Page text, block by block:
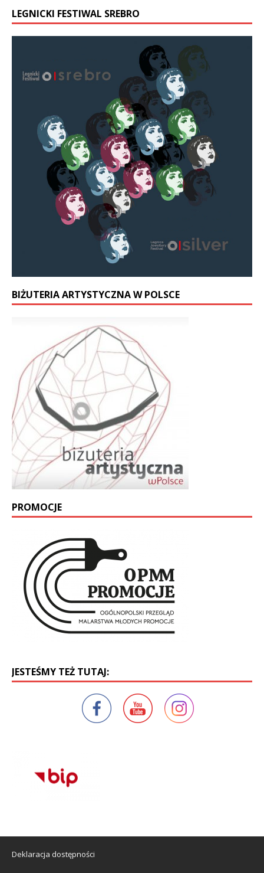
LEGNICKI FESTIWAL SREBRO
BIŻUTERIA ARTYSTYCZNA W POLSCE
PROMOCJE
JESTEŚMY TEŻ TUTAJ:
Deklaracja dostępności